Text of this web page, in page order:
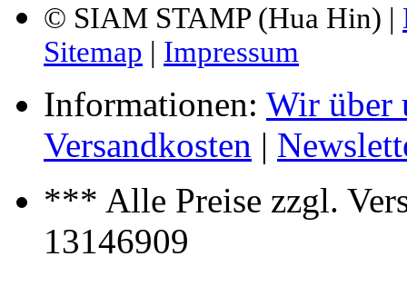
© SIAM STAMP (Hua Hin) |
Sitemap | Impressum
Informationen: Wir über
Versandkosten |
*** Alle Preise zzgl.
13146909